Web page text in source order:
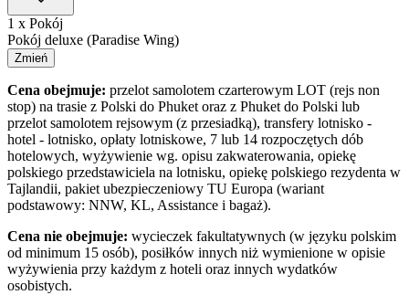
1 x Pokój
Pokój deluxe (Paradise Wing)
Zmień
Cena obejmuje: przelot samolotem czarterowym LOT (rejs non
stop) na trasie z Polski do Phuket oraz z Phuket do Polski lub
przelot samolotem rejsowym (z przesiadką), transfery lotnisko -
hotel - lotnisko, opłaty lotniskowe, 7 lub 14 rozpoczętych dób
hotelowych, wyżywienie wg. opisu zakwaterowania, opiekę
polskiego przedstawiciela na lotnisku, opiekę polskiego rezydenta w
Tajlandii, pakiet ubezpieczeniowy TU Europa (wariant
podstawowy: NNW, KL, Assistance i bagaż).
Cena nie obejmuje: wycieczek fakultatywnych (w języku polskim
od minimum 15 osób), posiłków innych niż wymienione w opisie
wyżywienia przy każdym z hoteli oraz innych wydatków
osobistych.